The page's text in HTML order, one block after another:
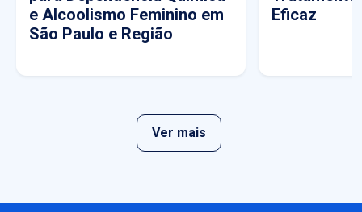
e Alcoolismo Feminino em
São Paulo e Região
Eficaz
Ver mais